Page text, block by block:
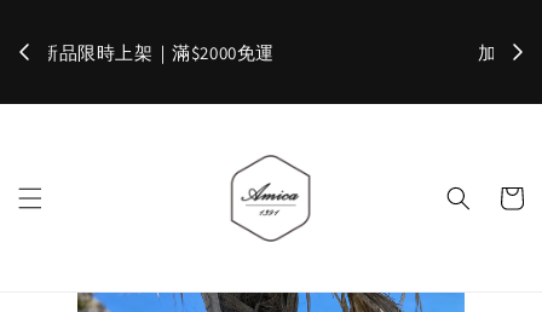
加入官網會員，立即折 $100 ✨